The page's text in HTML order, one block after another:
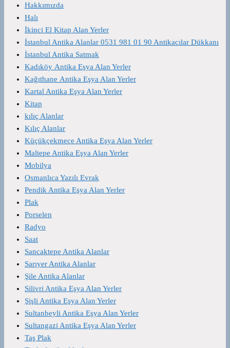
Hakkımızda
Halı
İkinci El Kitap Alan Yerler
İstanbul Antika Alanlar 0531 981 01 90 Antikacılar Dükkanı
İstanbul Antika Satmak
Kadıköy Antika Eşya Alan Yerler
Kağıthane Antika Eşya Alan Yerler
Kartal Antika Eşya Alan Yerler
Kitap
kılıç Alanlar
Kılıç Alanlar
Küçükçekmece Antika Eşya Alan Yerler
Maltepe Antika Eşya Alan Yerler
Mobilya
Osmanlıca Yazılı Evrak
Pendik Antika Eşya Alan Yerler
Plak
Porselen
Radyo
Saat
Sancaktepe Antika Alanlar
Sarıyer Antika Alanlar
Şile Antika Alanlar
Silivri Antika Eşya Alan Yerler
Şişli Antika Eşya Alan Yerler
Sultanbeyli Antika Eşya Alan Yerler
Sultangazi Antika Eşya Alan Yerler
Taş Plak